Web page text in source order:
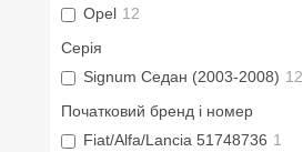
Opel 12
Серія
Signum Седан (2003-2008) 12
Початковий бренд і номер
Fiat/Alfa/Lancia 51748736 1